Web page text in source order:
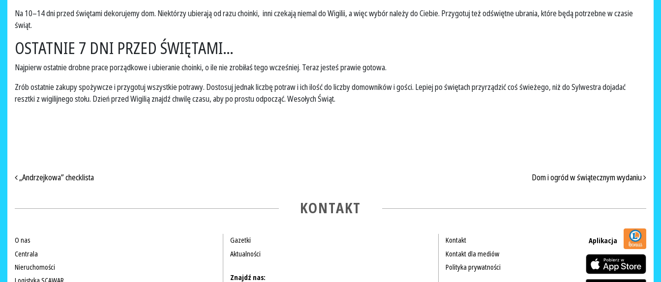
Na 10–14 dni przed świętami dekorujemy dom. Niektórzy ubierają od razu choinki, inni czekają niemal do Wigilii, a więc wybór należy do Ciebie. Przygotuj też odświętne ubrania, które będą potrzebne w czasie
świąt.
OSTATNIE 7 DNI PRZED ŚWIĘTAMI…
Najpierw ostatnie drobne prace porządkowe i ubieranie choinki, o ile nie zrobiłaś tego wcześniej. Teraz jesteś prawie gotowa.
Zrób ostatnie zakupy spożywcze i przygotuj wszystkie potrawy. Dostosuj jednak liczbę potraw i ich ilość do liczby domowników i gości. Lepiej po świętach przyrządzić coś świeżego, niż do Sylwestra dojadać
resztki z wigilijnego stołu. Dzień przed Wigilią znajdź chwilę czasu, aby po prostu odpocząć. Wesołych Świąt.
NAWIGACJA PO ARTYKUŁACH
„Andrzejkowa” checklista Dom i ogród w świątecznym wydaniu
KONTAKT
O nas
Centrala
Nieruchomości
Gazetki
Aktualności
Znajdź nas:
Kontakt
Kontakt dla mediów
Polityka prywatności
Aplikacja